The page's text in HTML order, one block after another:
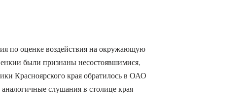
по оценке воздействия на окружающую
были признаны несостоявшимися,
Красноярского края обратилось в ОАО
слушания в столице края –